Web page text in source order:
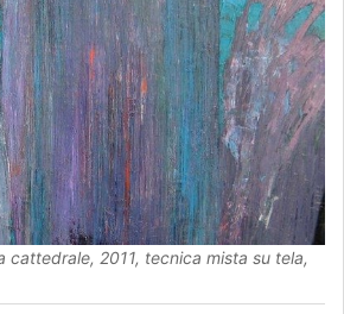
cattedrale, 2011, tecnica mista su tela,